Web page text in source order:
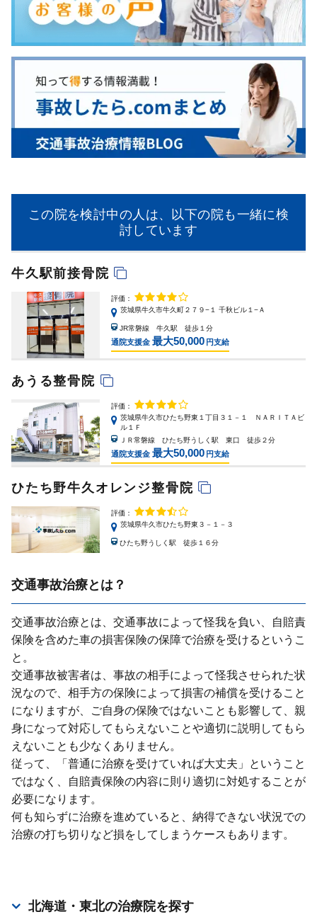
この院を検討中の人は、以下の院も一緒に検
討しています
牛久駅前接骨院
評価：
茨城県牛久市牛久町２７９−１ 千秋ビル１−Ａ
JR常磐線 牛久駅 徒歩１分
通院支援金 最大50,000 円支給
あうる整骨院
評価：
茨城県牛久市ひたち野東１丁目３１－１ ＮＡＲＩＴＡビ
ル１Ｆ
ＪＲ常磐線 ひたち野うしく駅 東口 徒歩２分
通院支援金 最大50,000 円支給
ひたち野牛久オレンジ整骨院
評価：
茨城県牛久市ひたち野東３－１－３
ひたち野うしく駅 徒歩１６分
交通事故治療とは？
交通事故治療とは、交通事故によって怪我を負い、⾃賠責
保険を含めた⾞の損害保険の保障で治療を受けるというこ
と。
交通事故被害者は、事故の相⼿によって怪我させられた状
況なので、相⼿⽅の保険によって損害の補償を受けること
になりますが、ご⾃⾝の保険ではないことも影響して、親
⾝になって対応してもらえないことや適切に説明してもら
えないことも少なくありません。
従って、「普通に治療を受けていれば⼤丈夫」ということ
ではなく、⾃賠責保険の内容に則り適切に対処することが
必要になります。
何も知らずに治療を進めていると、納得できない状況での
治療の打ち切りなど損をしてしまうケースもあります。
北海道・東北の治療院を探す